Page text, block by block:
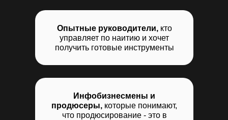
Опытные руководители, кто
управляет по наитию и хочет
получить готовые инструменты
Инфобизнесмены и
продюсеры, которые понимают,
что продюсирование - это в